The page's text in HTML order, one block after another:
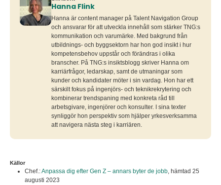
Hanna Flink
Hanna är content manager på Talent Navigation Group
och ansvarar för att utveckla innehåll som stärker TNG:s
kommunikation och varumärke. Med bakgrund från
utbildnings- och byggsektorn har hon god insikt i hur
kompetensbehov uppstår och förändras i olika
branscher. På TNG:s insiktsblogg skriver Hanna om
karriärfrågor, ledarskap, samt de utmaningar som
kunder och kandidater möter i sin vardag. Hon har ett
särskilt fokus på ingenjörs- och teknikrekrytering och
kombinerar trendspaning med konkreta råd till
arbetsgivare, ingenjörer och konsulter. I sina texter
synliggör hon perspektiv som hjälper yrkesverksamma
att navigera nästa steg i karriären.
Källor
Chef.:Anpassa dig efter Gen Z – annars byter de jobb, hämtad 25
augusti 2023